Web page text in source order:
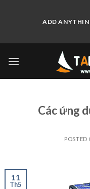
ADD
Các ứng
POSTED
11
Th5